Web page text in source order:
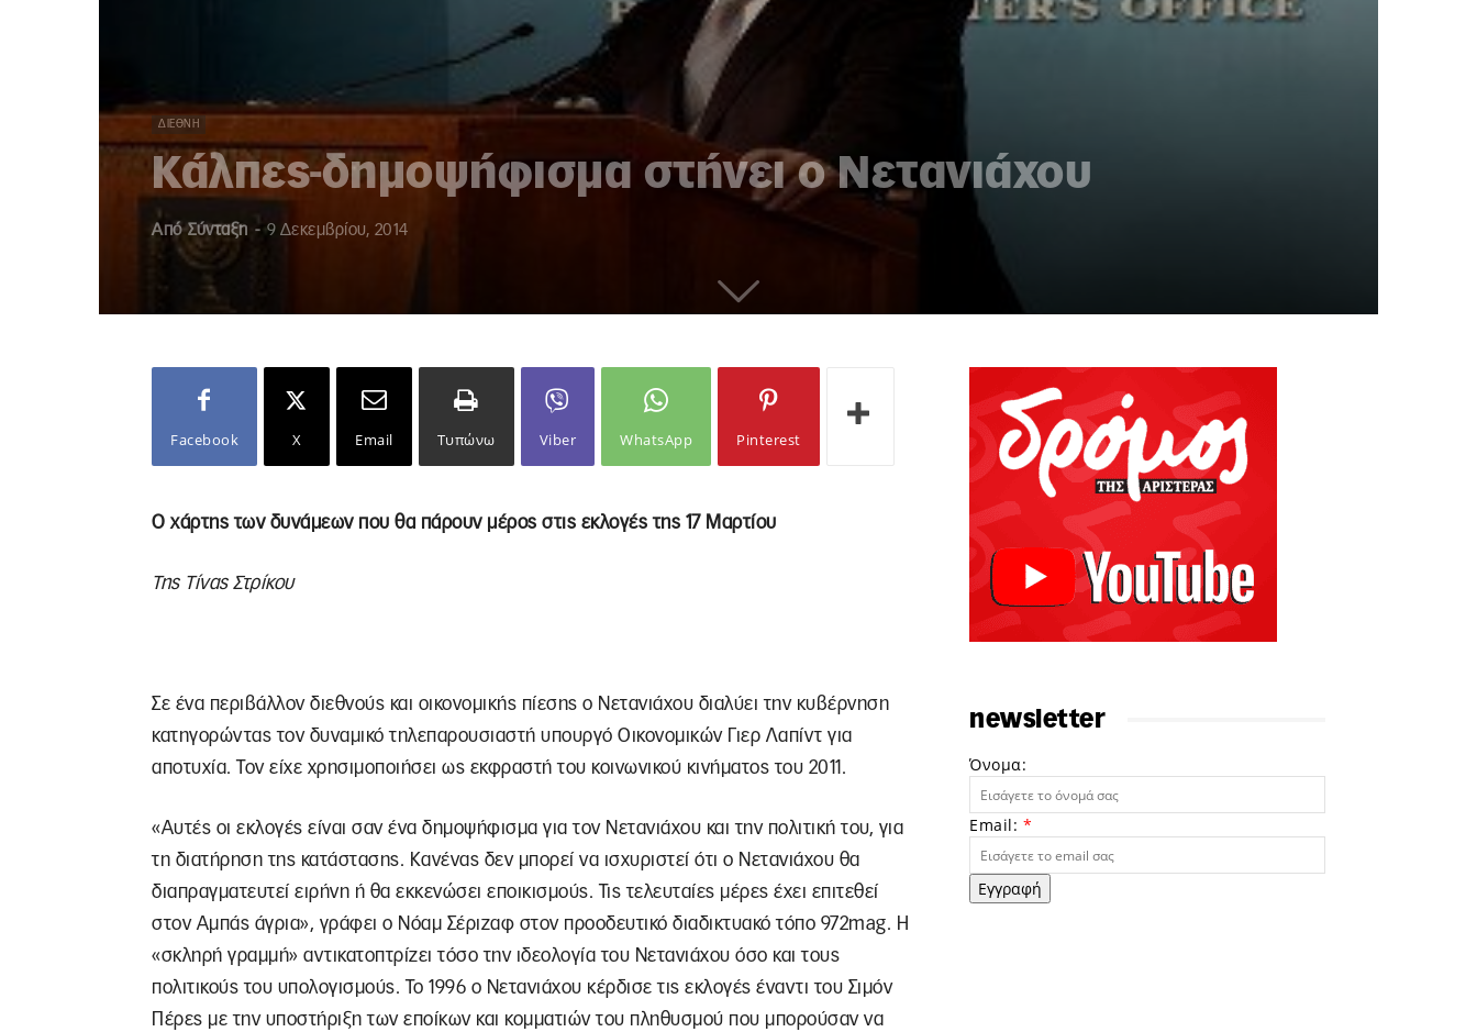
ΔΙΕΘΝΉ
Κάλπες-δημοψήφισμα στήνει ο Νετανιάχου
Από Σύνταξη - 9 Δεκεμβρίου, 2014
Facebook X Email Τυπώνω Viber WhatsApp Pinterest
Ο χάρτης των δυνάμεων που θα πάρουν μέρος στις εκλογές της 17 Μαρτίου
Της Τίνας Στρίκου
Σε ένα περιβάλλον διεθνούς και οικονομικής πίεσης ο Νετανιάχου διαλύει την κυβέρνηση
κατηγορώντας τον δυναμικό τηλεπαρουσιαστή υπουργό Οικονομικών Γιερ Λαπίντ για
αποτυχία. Τον είχε χρησιμοποιήσει ως εκφραστή του κοινωνικού κινήματος του 2011.
«Αυτές οι εκλογές είναι σαν ένα δημοψήφισμα για τον Νετανιάχου και την πολιτική του, για
τη διατήρηση της κατάστασης. Κανένας δεν μπορεί να ισχυριστεί ότι ο Νετανιάχου θα
διαπραγματευτεί ειρήνη ή θα εκκενώσει εποικισμούς. Τις τελευταίες μέρες έχει επιτεθεί
στον Αμπάς άγρια», γράφει ο Νόαμ Σέριζαφ στον προοδευτικό διαδικτυακό τόπο 972mag. Η
«σκληρή γραμμή» αντικατοπτρίζει τόσο την ιδεολογία του Νετανιάχου όσο και τους
πολιτικούς του υπολογισμούς. Το 1996 ο Νετανιάχου κέρδισε τις εκλογές έναντι του Σιμόν
Πέρες με την υποστήριξη των εποίκων και κομματιών του πληθυσμού που μπορούσαν να
newsletter
Όνομα:
Email: *
Εγγραφή